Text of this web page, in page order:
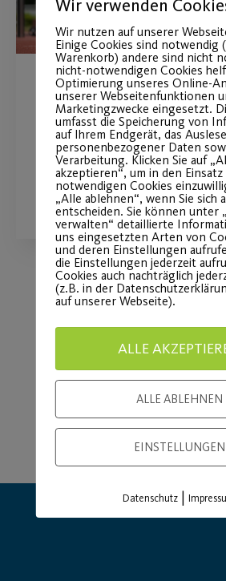
Noch Plätze frei!
Funktionelles Outdoor
WEITERLESEN
Load More
Wir verwenden
Wir nutzen auf unserer
Einige Cookies sind notwendig
Warenkorb) andere sind nicht
nicht-notwendigen Cookies
Optimierung unseres Online-
unserer Webseitenfunktionen
Marketingzwecke eingesetzt.
umfasst die Speicherung von
auf Ihrem Endgerät, das
personenbezogener Daten
Verarbeitung. Klicken Sie auf
akzeptieren“, um in den
notwendigen Cookies
„Alle ablehnen“, wenn Sie sich
entscheiden. Sie können unter
verwalten“ detaillierte
uns eingesetzten Arten von
und deren Einstellungen
die Einstellungen jederzeit
Cookies auch nachträglich
(z.B. in der
auf unserer Webseite).
ALLE
ALLE ABLEHNEN
EINSTELLUNGEN
Datenschutz |